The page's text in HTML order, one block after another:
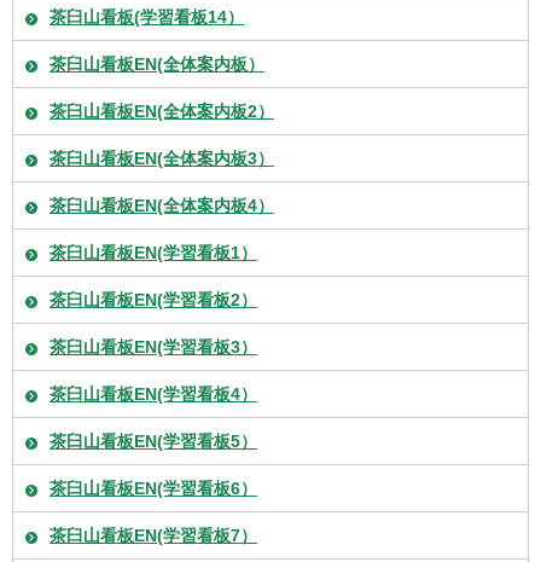
茶臼山看板(学習看板14）
茶臼山看板EN(全体案内板）
茶臼山看板EN(全体案内板2）
茶臼山看板EN(全体案内板3）
茶臼山看板EN(全体案内板4）
茶臼山看板EN(学習看板1）
茶臼山看板EN(学習看板2）
茶臼山看板EN(学習看板3）
茶臼山看板EN(学習看板4）
茶臼山看板EN(学習看板5）
茶臼山看板EN(学習看板6）
茶臼山看板EN(学習看板7）